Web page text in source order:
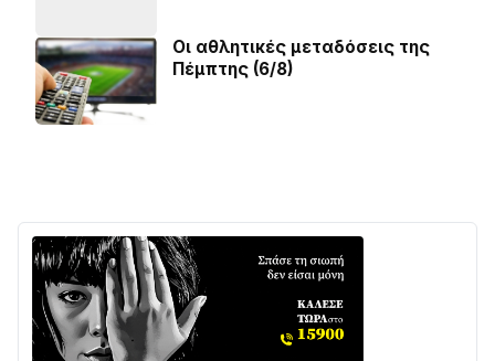
Οι αθλητικές μεταδόσεις της
Πέμπτης (6/8)